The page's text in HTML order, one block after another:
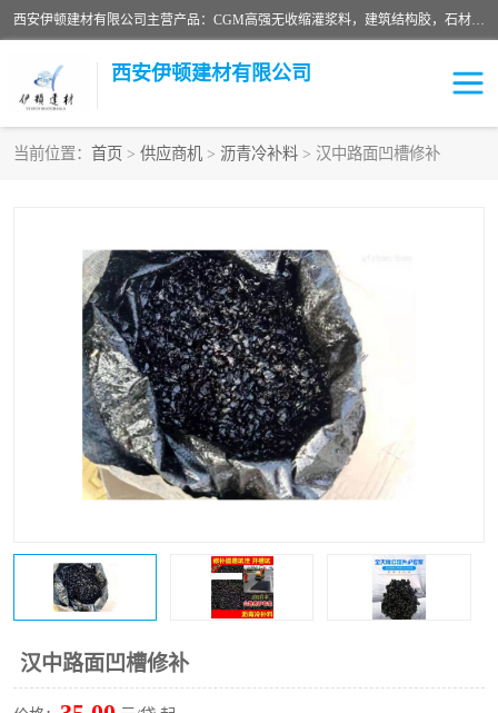
西安伊顿建材有限公司主营产品：CGM高强无收缩灌浆料，建筑结构胶，石材粘合剂，柔性防水材料，环氧修补砂浆等在各个行业得到了客户认可。
西安伊顿建材有限公司
当前位置： 首页 > 供应商机 > 沥青冷补料 > 汉中路面凹槽修补
汉中路面凹槽修补
环氧砂浆 修补砂浆
自流平水泥 水泥路面修补材料
瓷砖粘合剂 沥青冷补料
高延性混凝土 速凝剂
碳纤维布 金刚砂
碳布胶 加固砂浆
融雪剂